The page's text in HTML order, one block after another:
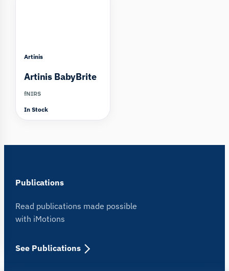
Artinis
Artinis BabyBrite
fNIRS
In Stock
Publications
Read publications made possible
with iMotions
See Publications